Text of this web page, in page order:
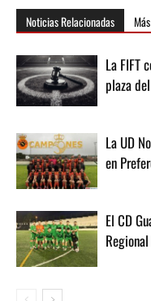
Noticias Relacionadas
La FIFT
plaza
La UD
en
El CD